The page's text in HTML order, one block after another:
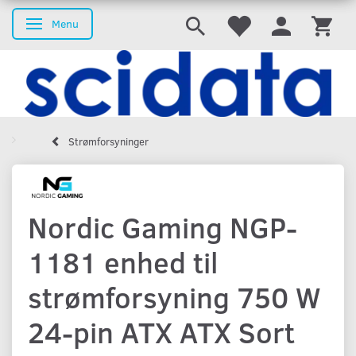
Skifte navigation
Menu
Strømforsyninger
Nordic Gaming NGP-
1181 enhed til
strømforsyning 750 W
24-pin ATX ATX Sort